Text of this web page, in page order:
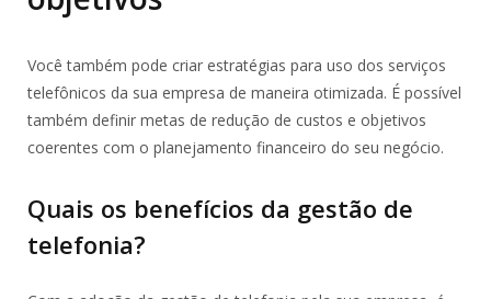
Você também pode criar estratégias para uso dos serviços
telefônicos da sua empresa de maneira otimizada. É possível
também definir metas de redução de custos e objetivos
coerentes com o planejamento financeiro do seu negócio.
Quais os benefícios da gestão de
telefonia?